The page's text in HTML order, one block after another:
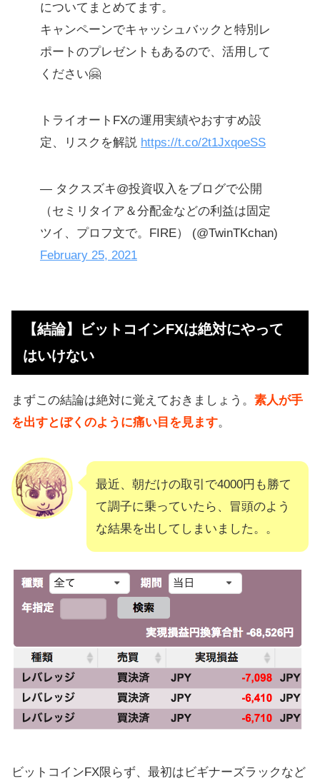
についてまとめてます。
キャンペーンでキャッシュバックと特別レ
ポートのプレゼントもあるので、活用して
ください🤗
トライオートFXの運用実績やおすすめ設
定、リスクを解説 https://t.co/2t1JxqoeSS
— タクスズキ@投資収入をブログで公開
（セミリタイア＆分配金などの利益は固定
ツイ、プロフ文で。FIRE） (@TwinTKchan)
February 25, 2021
【結論】ビットコインFXは絶対にやって
はいけない
まずこの結論は絶対に覚えておきましょう。 素人が手
を出すとぼくのように痛い目を見ます。
最近、朝だけの取引で4000円も勝て
て調子に乗っていたら、冒頭のよう
な結果を出してしまいました。。
ビットコインFX限らず、最初はビギナーズラックなど